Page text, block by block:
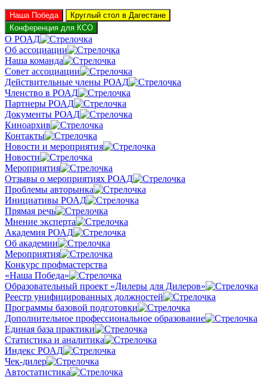
Наша Победа
Круглый стол в Дагестане
Конференция для КСО
О РОАД
Об ассоциации
Наша команда
Совет ассоциации
Действительные члены РОАД
Членство в РОАД
Партнеры РОАД
Документы РОАД
Киноархив
Контакты
Новости и мероприятия
Новости
Мероприятия
Отзывы о мероприятиях РОАД
Проблемы авторынка
Инициативы РОАД
Прямая речь
Мнение эксперта
Академия РОАД
Об академии
Мероприятия
Конкурс профмастерства
«Наша Победа»
Образовательный проект «Дилеры для Дилеров»
Реестр унифицированных должностей
Программы базовой подготовки
Дополнительное профессиональное образование
Единая база практики
Статистика и аналитика
Индекс РОАД
Чек-дилер
Автостатистика